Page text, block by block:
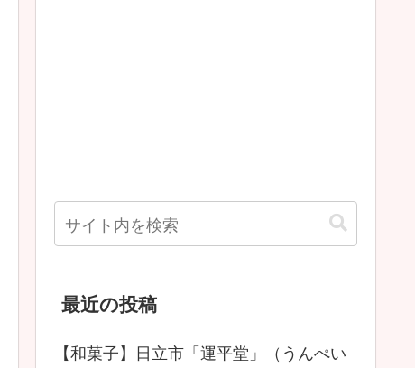
最近の投稿
【和菓子】日立市「運平堂」（うんぺい